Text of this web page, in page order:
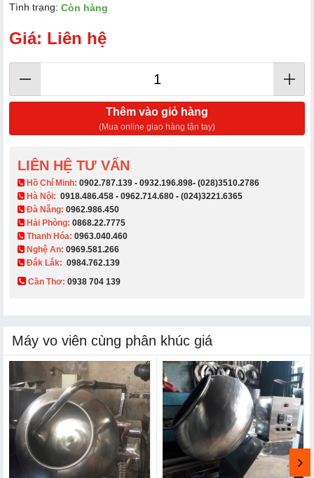
Tình trạng: Còn hàng
Giá: Liên hệ
Thêm vào giỏ hàng
(Mua online giao hàng tận tay)
LIÊN HỆ TƯ VẤN
​ Hồ Chí Minh: 0902.787.139 - 0932.196.898- (028)3510.2786
Hà Nội: 0918.486.458 - 0962.714.680 - (024)3221.6365
Đà Nẵng: 0962.986.450
Hải Phòng: 0868.22.7775
Thanh Hóa: 0963.040.460
Nghệ An: 0969.581.266
Đắk Lắk: 0984.762.139
Cần Thơ: 0938 704 139​
Máy vo viên cùng phân khúc giá